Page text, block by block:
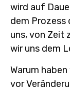
wird auf
dem Prozess
uns, von Zeit
wir uns dem
Warum
vor